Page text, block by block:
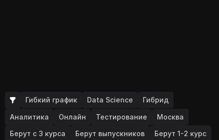
Гибкий график Data Science Гибрид
Аналитика Онлайн Тестирование
Москва
Берут с 3 курса
Берут выпускников
Берут 1-2 курс